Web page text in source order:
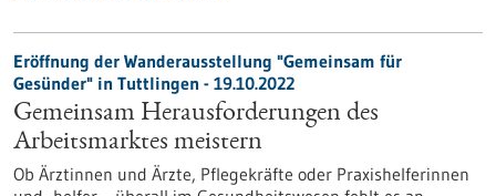
Eröffnung der Wanderausstellung "Gemeinsam für
Gesünder" in Tuttlingen - 19.10.2022
Gemeinsam Herausforderungen des
Arbeitsmarktes meistern
Ob Ärztinnen und Ärzte, Pflegekräfte oder Praxishelferinnen